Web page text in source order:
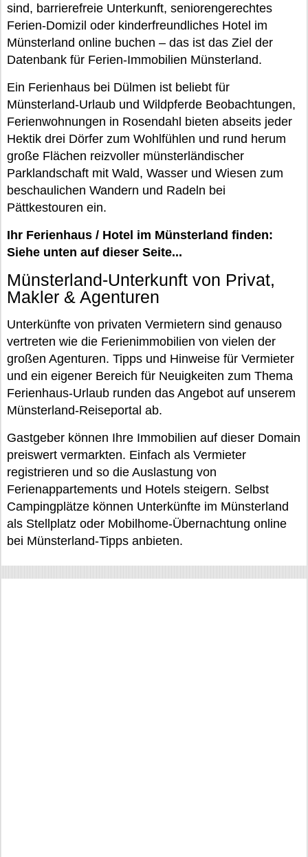
sind, barrierefreie Unterkunft, seniorengerechtes
Ferien-Domizil oder kinderfreundliches Hotel im
Münsterland online buchen – das ist das Ziel der
Datenbank für Ferien-Immobilien Münsterland.
Ein Ferienhaus bei Dülmen ist beliebt für
Münsterland-Urlaub und Wildpferde Beobachtungen,
Ferienwohnungen in Rosendahl bieten abseits jeder
Hektik drei Dörfer zum Wohlfühlen und rund herum
große Flächen reizvoller münsterländischer
Parklandschaft mit Wald, Wasser und Wiesen zum
beschaulichen Wandern und Radeln bei
Pättkestouren ein.
Ihr Ferienhaus / Hotel im Münsterland finden:
Siehe unten auf dieser Seite...
Münsterland-Unterkunft von Privat,
Makler & Agenturen
Unterkünfte von privaten Vermietern sind genauso
vertreten wie die Ferienimmobilien von vielen der
großen Agenturen. Tipps und Hinweise für Vermieter
und ein eigener Bereich für Neuigkeiten zum Thema
Ferienhaus-Urlaub runden das Angebot auf unserem
Münsterland-Reiseportal ab.
Gastgeber können Ihre Immobilien auf dieser Domain
preiswert vermarkten. Einfach als Vermieter
registrieren und so die Auslastung von
Ferienappartements und Hotels steigern. Selbst
Campingplätze können Unterkünfte im Münsterland
als Stellplatz oder Mobilhome-Übernachtung online
bei Münsterland-Tipps anbieten.